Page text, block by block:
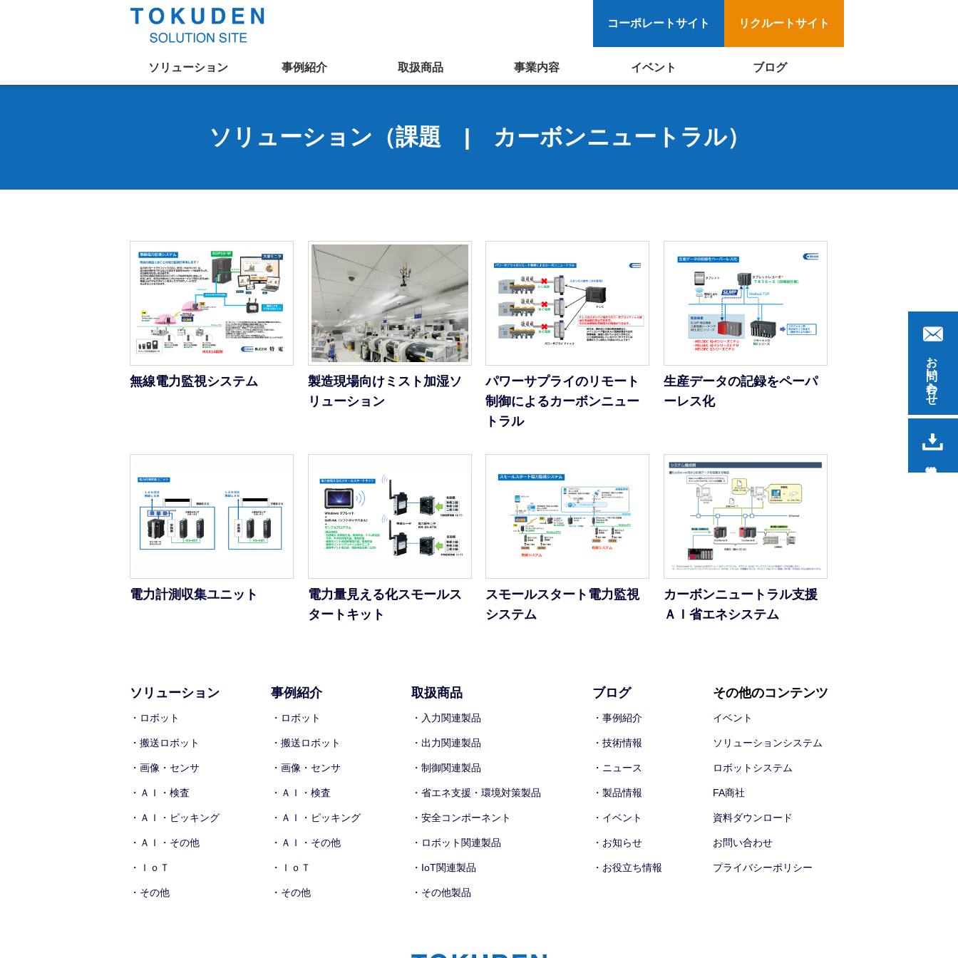
コーポレートサイト リクルートサイト
ソリューション 事例紹介 取扱商品 事業内容 イベント ブログ
ソリューション（課題 | カーボンニュートラル）
無線電力監視システム
製造現場向けミスト加湿ソ
リューション
パワーサプライのリモート
制御によるカーボンニュー
トラル
生産データの記録をペーパ
ーレス化
電力計測収集ユニット
電力量見える化スモールス
タートキット
スモールスタート電力監視
システム
カーボンニュートラル支援
ＡＩ省エネシステム
ソリューション
・ロボット
・搬送ロボット
・画像・センサ
・ＡＩ・検査
・ＡＩ・ピッキング
・ＡＩ・その他
・ＩｏＴ
・その他
事例紹介
・ロボット
・搬送ロボット
・画像・センサ
・ＡＩ・検査
・ＡＩ・ピッキング
・ＡＩ・その他
・ＩｏＴ
・その他
取扱商品
・入力関連製品
・出力関連製品
・制御関連製品
・省エネ支援・環境対策製品
・安全コンポーネント
・ロボット関連製品
・IoT関連製品
・その他製品
ブログ
・事例紹介
・技術情報
・ニュース
・製品情報
・イベント
・お知らせ
・お役立ち情報
その他のコンテンツ
イベント
ソリューションシステム
ロボットシステム
FA商社
資料ダウンロード
お問い合わせ
プライバシーポリシー
お問い合わせ